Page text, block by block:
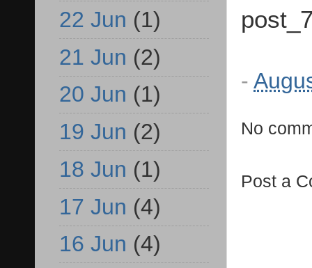
-
No
Post a
22 Jun (1)
21 Jun (2)
20 Jun (1)
19 Jun (2)
18 Jun (1)
17 Jun (4)
16 Jun (4)